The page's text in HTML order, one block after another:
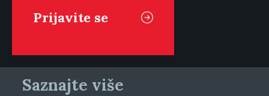
Saznajte više